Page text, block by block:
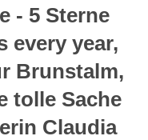
- 5 Sterne
every year,
Brunstalm,
tolle Sache
Claudia